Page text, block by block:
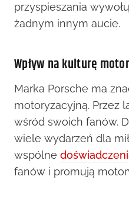
przyspieszania
żadnym innym aucie.
Wpływ na kulturę
Marka Porsche ma
motoryzacyjną. Przez
wśród swoich fanów.
wiele wydarzeń dla
wspólne
fanów i promują